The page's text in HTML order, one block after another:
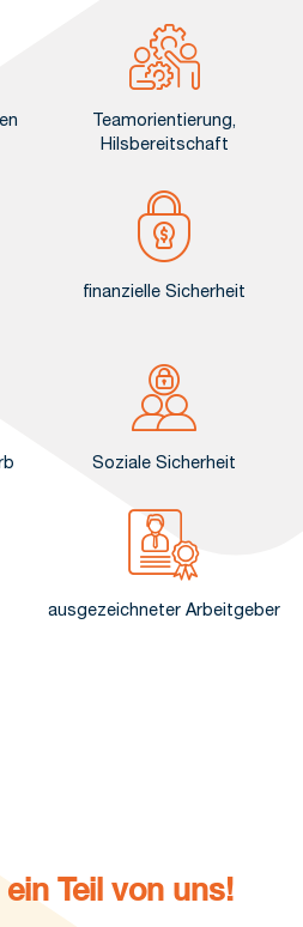
Teamorientierung,
Hilsbereitschaft
finanzielle Sicherheit
Soziale Sicherheit
ausgezeichneter Arbeitgeber
Teil von uns!